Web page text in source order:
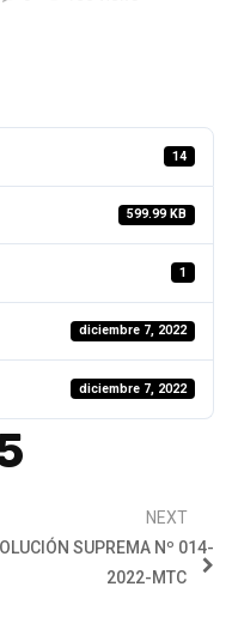
14
599.99 KB
1
diciembre 7, 2022
diciembre 7, 2022
NEXT
SUPREMA Nº 014-
2022-MTC